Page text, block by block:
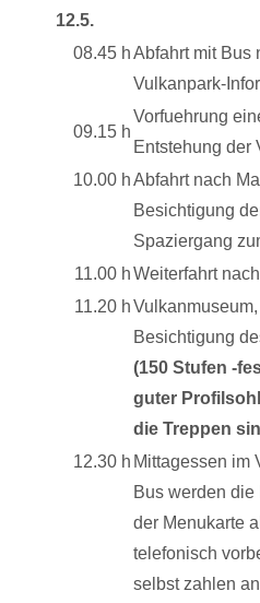
12.5.
08.45 hAbfahrt mit Bus
Vulkanpark-
09.15 h
Vorfuehrung
Entstehung der
10.00 hAbfahrt nach
Besichtigung
Spaziergang
11.00 hWeiterfahrt
11.20 hVulkanmuseum,
Besichtigung
(150 Stufen -
guter
die Treppen
12.30 h Mittagessen im
Bus werden
der Menukarte
telefonisch
selbst zahlen